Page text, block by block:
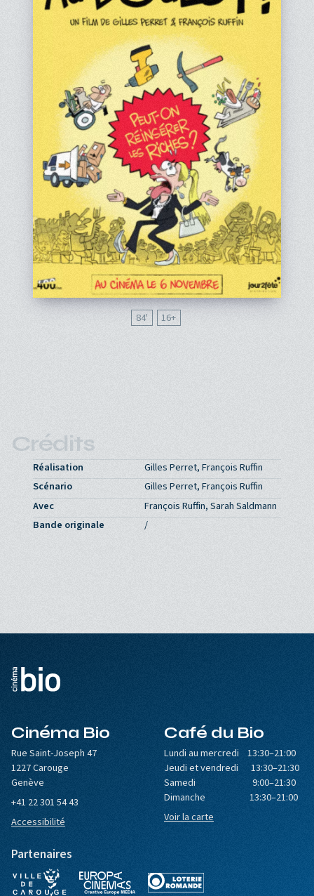
84' 16
Crédits
Réalisation
Gilles Perret, François Ruffin
Scénario
Gilles Perret, François Ruffin
Avec
François Ruffin, Sarah Saldmann
Bande originale
/
Cinéma Bio
Rue Saint-Joseph 47
1227 Carouge
Genève
+41 22 301 54 43
Accessibilité
Café du Bio
Lundi au mercredi 13:30–21:00
Jeudi et vendredi 13:30–21:30
Samedi 9:00–21:30
Dimanche 13:30–21:00
Voir la carte
Partenaires